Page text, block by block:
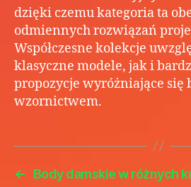
dzięki czemu kategoria ta
odmiennych rozwiązań
Współczesne kolekcje
klasyczne modele, jak i
propozycje wyróżniające się
wzornictwem.
←
Body damskie w różnych